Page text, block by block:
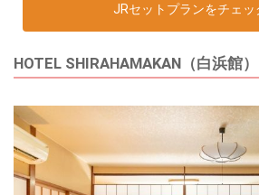
JRセットプランをチェッ
HOTEL SHIRAHAMAKAN（白浜館）